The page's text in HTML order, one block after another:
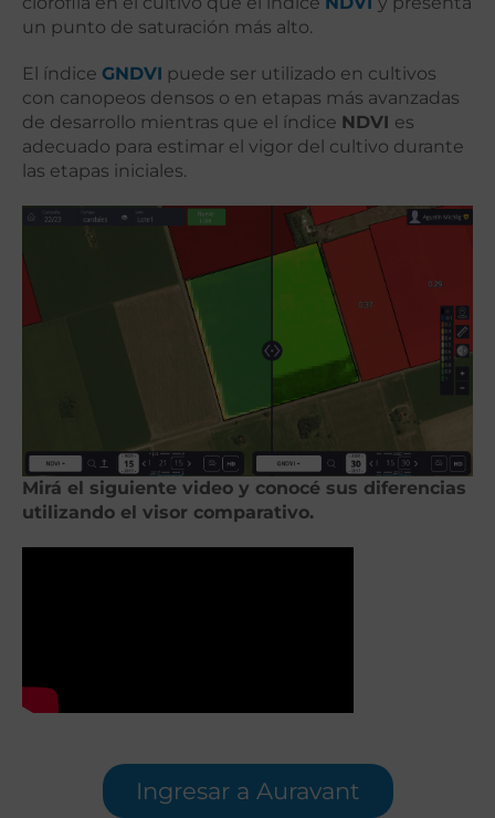
un punto de saturación más alto.
El índice GNDVI puede ser utilizado en cultivos
con canopeos densos o en etapas más avanzadas
de desarrollo mientras que el índice NDVI es
adecuado para estimar el vigor del cultivo durante
las etapas iniciales.
Mirá el siguiente video y conocé sus diferencias
utilizando el visor comparativo.
Ingresar a Auravant